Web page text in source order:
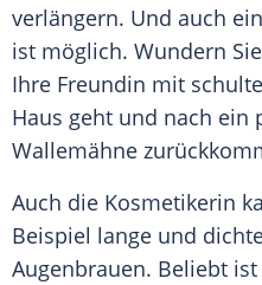
verlängern. Und auch
ist möglich. Wundern
Ihre Freundin mit
Haus geht und nach ein
Wallemähne
Auch die Kosmetikerin
Beispiel lange und
Augenbrauen. Beliebt